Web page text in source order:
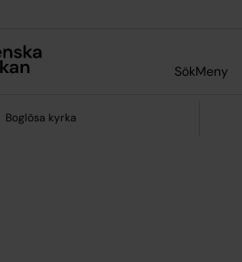
SökMeny
Boglösa kyrka